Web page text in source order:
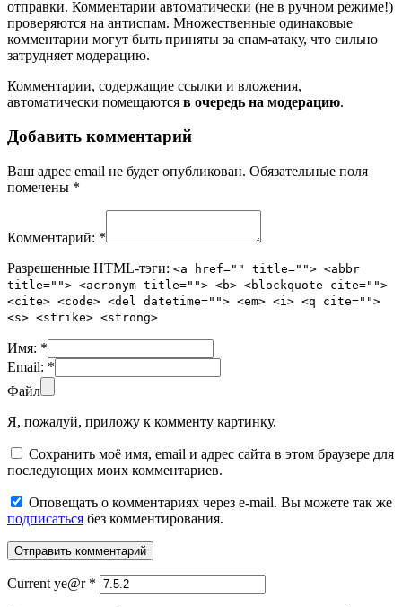
отправки. Комментарии автоматически (не в ручном режиме!)
проверяются на антиспам. Множественные одинаковые
комментарии могут быть приняты за спам-атаку, что сильно
затрудняет модерацию.
Комментарии, содержащие ссылки и вложения,
автоматически помещаются в очередь на модерацию.
Добавить комментарий
Ваш адрес email не будет опубликован. Обязательные поля
помечены *
Комментарий: *
Разрешенные HTML-тэги: <a href="" title=""> <abbr
title=""> <acronym title=""> <b> <blockquote cite="">
<cite> <code> <del datetime=""> <em> <i> <q cite="">
<s> <strike> <strong>
Имя: *
Email: *
Файл
Я, пожалуй, приложу к комменту картинку.
Сохранить моё имя, email и адрес сайта в этом браузере для
последующих моих комментариев.
Оповещать о комментариях через e-mail. Вы можете так же
подписаться без комментирования.
Current ye@r *